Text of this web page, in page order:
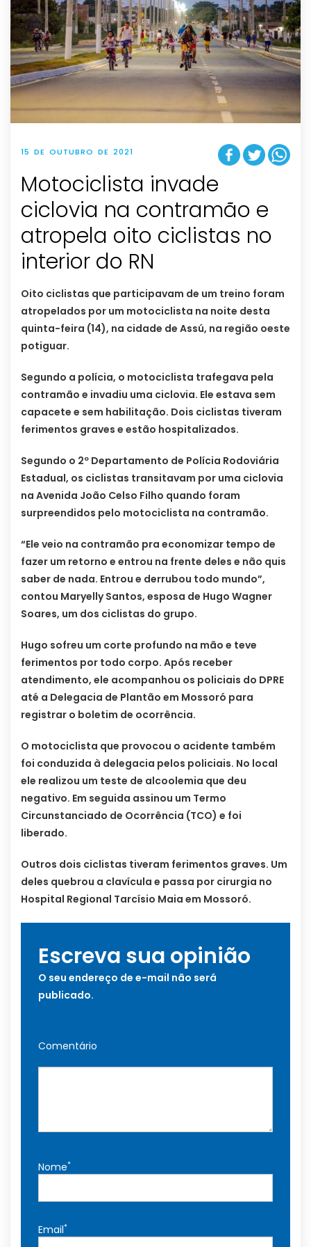
15 DE OUTUBRO DE 2021
Motociclista invade
ciclovia na contramão e
atropela oito ciclistas no
interior do RN
Oito ciclistas que participavam de um treino foram
atropelados por um motociclista na noite desta
quinta-feira (14), na cidade de Assú, na região oeste
potiguar.
Segundo a polícia, o motociclista trafegava pela
contramão e invadiu uma ciclovia. Ele estava sem
capacete e sem habilitação. Dois ciclistas tiveram
ferimentos graves e estão hospitalizados.
Segundo o 2º Departamento de Polícia Rodoviária
Estadual, os ciclistas transitavam por uma ciclovia
na Avenida João Celso Filho quando foram
surpreendidos pelo motociclista na contramão.
“Ele veio na contramão pra economizar tempo de
fazer um retorno e entrou na frente deles e não quis
saber de nada. Entrou e derrubou todo mundo”,
contou Maryelly Santos, esposa de Hugo Wagner
Soares, um dos ciclistas do grupo.
Hugo sofreu um corte profundo na mão e teve
ferimentos por todo corpo. Após receber
atendimento, ele acompanhou os policiais do DPRE
até a Delegacia de Plantão em Mossoró para
registrar o boletim de ocorrência.
O motociclista que provocou o acidente também
foi conduzida à delegacia pelos policiais. No local
ele realizou um teste de alcoolemia que deu
negativo. Em seguida assinou um Termo
Circunstanciado de Ocorrência (TCO) e foi
liberado.
Outros dois ciclistas tiveram ferimentos graves. Um
deles quebrou a clavícula e passa por cirurgia no
Hospital Regional Tarcísio Maia em Mossoró.
Escreva sua opinião
O seu endereço de e-mail não será
publicado.
Comentário
Nome*
Email*